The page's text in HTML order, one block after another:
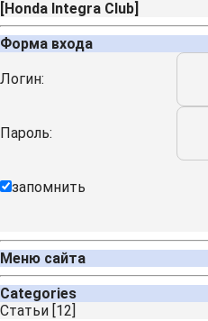
[Honda Integra Club]
Форма входа
Логин:
Пароль:
запомнить
Меню сайта
Categories
Cтатьи [12]